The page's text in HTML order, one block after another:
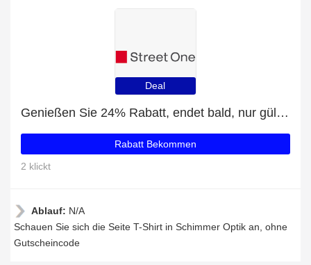
Deal
Genießen Sie 24% Rabatt, endet bald, nur gültig für T-Shirt in Schimmer Optik
Rabatt Bekommen
2 klickt
Ablauf: N/A
Schauen Sie sich die Seite T-Shirt in Schimmer Optik an, ohne
Gutscheincode